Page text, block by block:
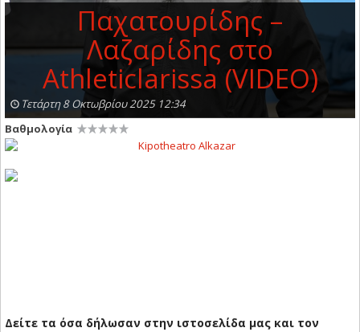
Παχατουρίδης –
Λαζαρίδης στο
Athleticlarissa (VIDEO)
Τετάρτη 8 Οκτωβρίου 2025 12:34
Βαθμολογία
Δείτε τα όσα δήλωσαν στην ιστοσελίδα μας και τον